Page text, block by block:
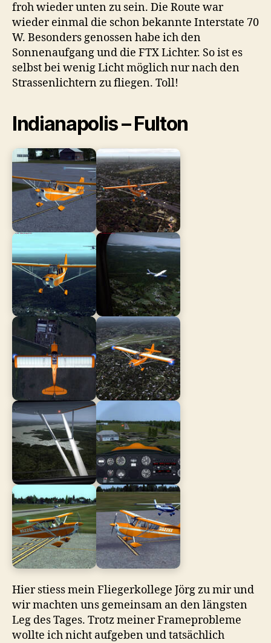
froh wieder unten zu sein. Die Route war
wieder einmal die schon bekannte Interstate 70
W. Besonders genossen habe ich den
Sonnenaufgang und die FTX Lichter. So ist es
selbst bei wenig Licht möglich nur nach den
Strassenlichtern zu fliegen. Toll!
Indianapolis – Fulton
Hier stiess mein Fliegerkollege Jörg zu mir und
wir machten uns gemeinsam an den längsten
Leg des Tages. Trotz meiner Frameprobleme
wollte ich nicht aufgeben und tatsächlich